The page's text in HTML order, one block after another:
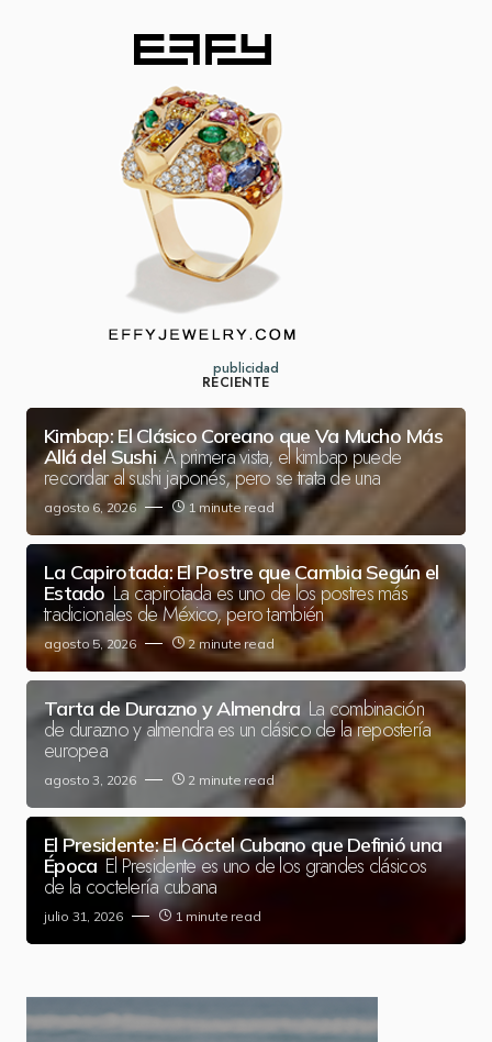
publicidad
RECIENTE
Kimbap: El Clásico Coreano que Va Mucho Más
Allá del Sushi A primera vista, el kimbap puede
recordar al sushi japonés, pero se trata de una
agosto 6, 2026 1 minute read
La Capirotada: El Postre que Cambia Según el
Estado La capirotada es uno de los postres más
tradicionales de México, pero también
agosto 5, 2026 2 minute read
Tarta de Durazno y Almendra La combinación
de durazno y almendra es un clásico de la repostería
europea
agosto 3, 2026 2 minute read
El Presidente: El Cóctel Cubano que Definió una
Época El Presidente es uno de los grandes clásicos
de la coctelería cubana
julio 31, 2026 1 minute read